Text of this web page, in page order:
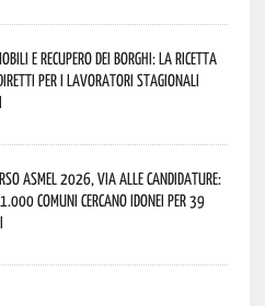
e recupero dei borghi: la ricetta
per i lavoratori stagionali
Asmel 2026, via alle candidature:
Comuni cercano idonei per 39